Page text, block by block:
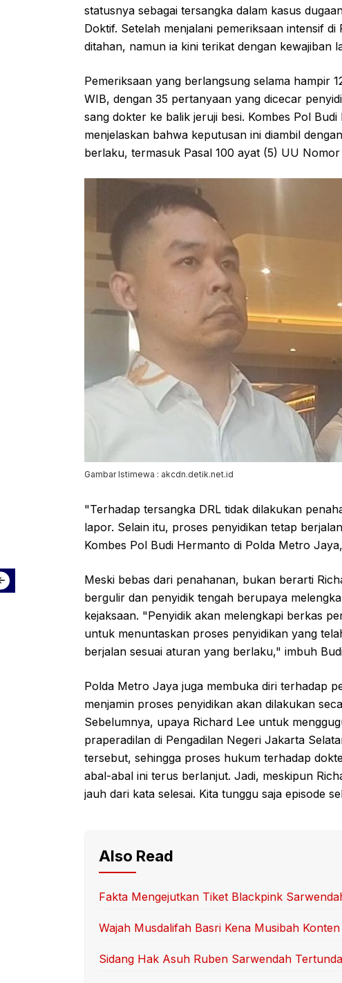
statusnya sebagai tersangka dalam kasus
Doktif. Setelah menjalani pemeriksaan intensif
ditahan, namun ia kini terikat dengan kewajiban
Pemeriksaan yang berlangsung selama hampir
WIB, dengan 35 pertanyaan yang dicecar
sang dokter ke balik jeruji besi. Kombes Pol
menjelaskan bahwa keputusan ini diambil
berlaku, termasuk Pasal 100 ayat (5) UU
Gambar Istimewa : akcdn.detik.net.id
"Terhadap tersangka DRL tidak dilakukan
lapor. Selain itu, proses penyidikan tetap
Kombes Pol Budi Hermanto di Polda Metro
Meski bebas dari penahanan, bukan berarti
bergulir dan penyidik tengah berupaya
kejaksaan. "Penyidik akan melengkapi berkas
untuk menuntaskan proses penyidikan yang
berjalan sesuai aturan yang berlaku," imbuh
Polda Metro Jaya juga membuka diri terhadap
menjamin proses penyidikan akan dilakukan
Sebelumnya, upaya Richard Lee untuk
praperadilan di Pengadilan Negeri Jakarta
tersebut, sehingga proses hukum terhadap
abal-abal ini terus berlanjut. Jadi, meskipun
jauh dari kata selesai. Kita tunggu saja episode
Also Read
Fakta Mengejutkan Tiket Blackpink
Wajah Musdalifah Basri Kena Musibah Konten
Sidang Hak Asuh Ruben Sarwendah